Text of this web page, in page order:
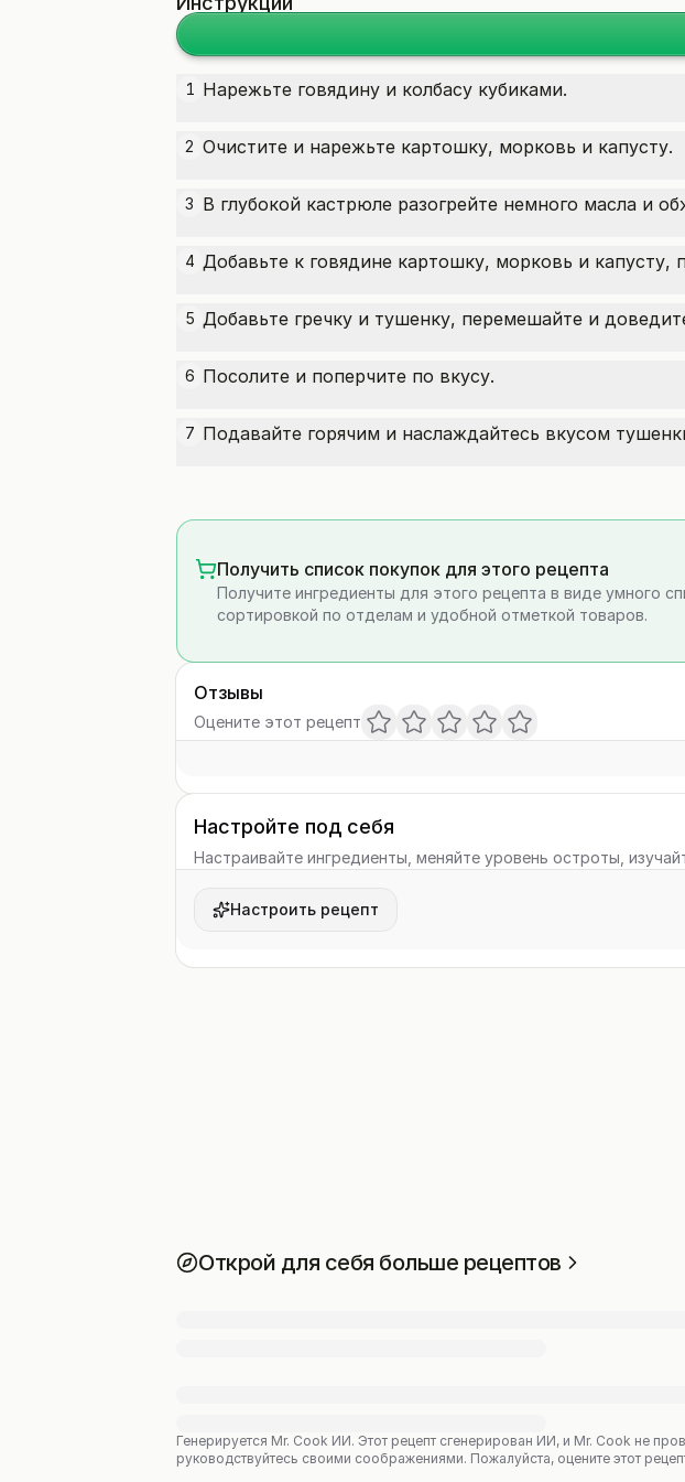
1 Нарежьте говядину и колбасу кубиками.
2 Очистите и нарежьте картошку, морковь и капусту.
3 В глубокой кастрюле разогрейте немного масла и
4 Добавьте к говядине картошку, морковь и
5 Добавьте гречку и тушенку, перемешайте и
6 Посолите и поперчите по вкусу.
7 Подавайте горячим и наслаждайтесь вкусом
Получить список покупок для этого рецепта
Получите ингредиенты для этого рецепта в виде умного
сортировкой по отделам и удобной отметкой товаров.
Отзывы
Оцените этот рецепт
Настройте под себя
Настраивайте ингредиенты, меняйте уровень остроты,
Настроить рецепт
Открой для себя больше рецептов
Генерируется Mr. Cook ИИ. Этот рецепт сгенерирован ИИ, и Mr. Cook не
руководствуйтесь своими соображениями. Пожалуйста, оцените этот